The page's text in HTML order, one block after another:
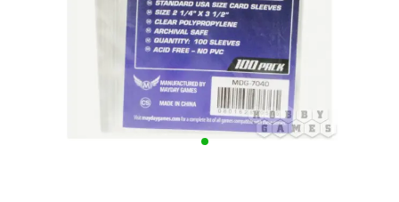
Оренбургская область
Пензенская область
Ростовская область
Рязанская область